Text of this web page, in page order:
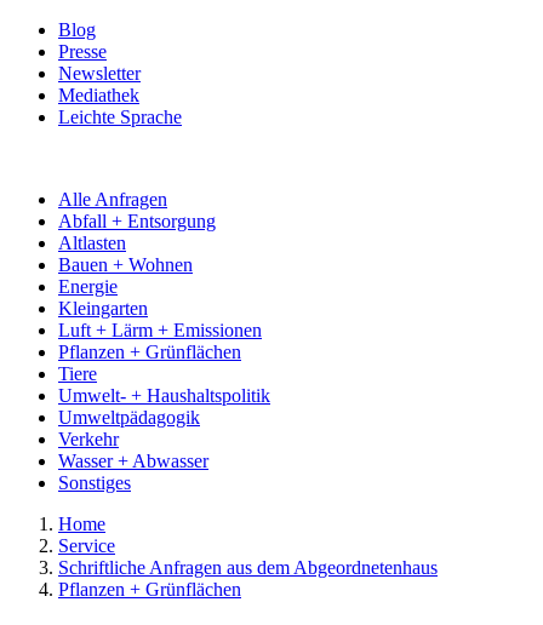
Blog
Presse
Newsletter
Mediathek
Leichte Sprache
Alle Anfragen
Abfall + Entsorgung
Altlasten
Bauen + Wohnen
Energie
Kleingarten
Luft + Lärm + Emissionen
Pflanzen + Grünflächen
Tiere
Umwelt- + Haushaltspolitik
Umweltpädagogik
Verkehr
Wasser + Abwasser
Sonstiges
Home
Service
Schriftliche Anfragen aus dem Abgeordnetenhaus
Pflanzen + Grünflächen